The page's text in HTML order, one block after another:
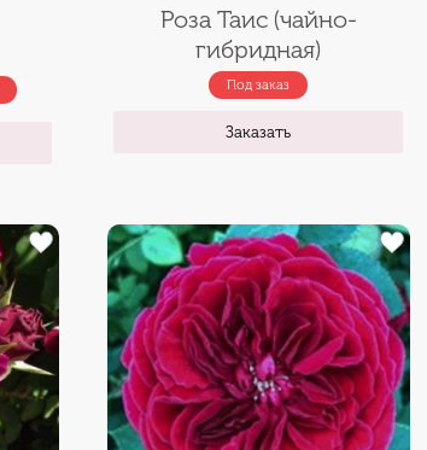
Роза Таис (чайно-
гибридная)
Под заказ
Заказать